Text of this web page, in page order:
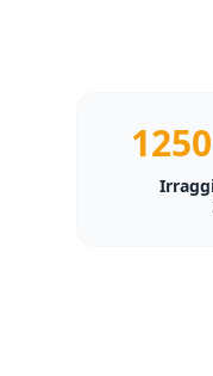
1250